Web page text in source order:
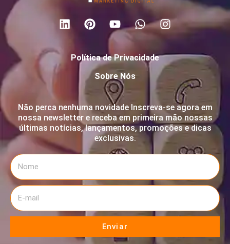
Política de Privacidade
Sobre Nós
Não perca nenhuma novidade Inscreva-se agora em
nossa newsletter e receba em primeira mão nossas
últimas notícias, lançamentos, promoções e dicas
exclusivas.
Enviar